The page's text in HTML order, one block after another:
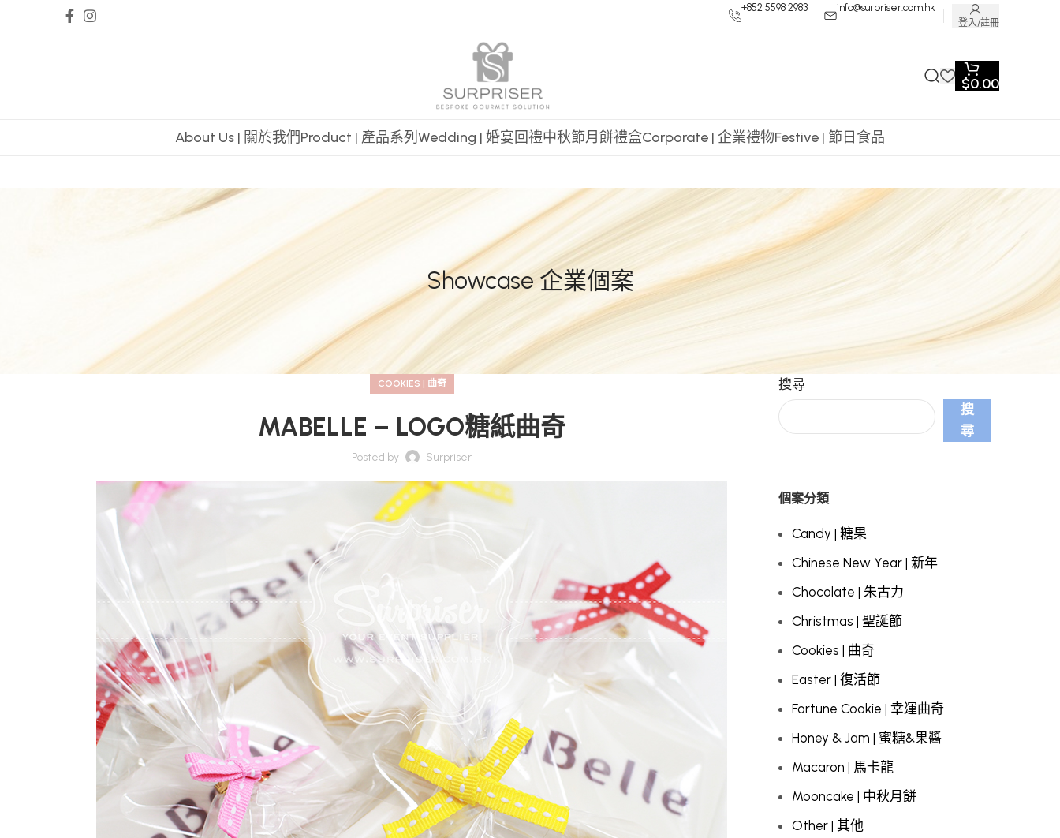
+852 5598 2983 info@surpriser.com.hk
登入/註冊
$0.00
About Us | 關於我們Product | 產品系列 Wedding | 婚宴回禮中秋節月餅禮盒Corporate | 企業禮物Festive | 節日食品
Showcase 企業個案
COOKIES | 曲奇
MABELLE – LOGO糖紙曲奇
Posted by Surpriser
搜尋
搜
尋
個案分類
Candy | 糖果
Chinese New Year | 新年
Chocolate | 朱古力
Christmas | 聖誕節
Cookies | 曲奇
Easter | 復活節
Fortune Cookie | 幸運曲奇
Honey & Jam | 蜜糖&果醬
Macaron | 馬卡龍
Mooncake | 中秋月餅
Other | 其他